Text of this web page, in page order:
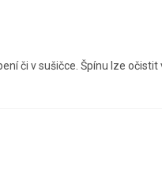
či v sušičce. Špínu lze